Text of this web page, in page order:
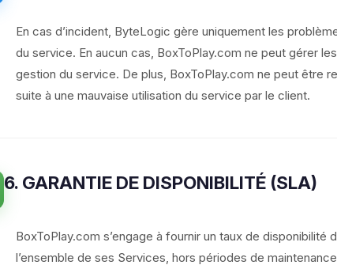
En cas d’incident, ByteLogic gère uniquement les
du service. En aucun cas, BoxToPlay.com ne peut gérer
gestion du service. De plus, BoxToPlay.com ne peut être
suite à une mauvaise utilisation du service par le client.
6. GARANTIE DE DISPONIBILITÉ (SLA)
BoxToPlay.com s’engage à fournir un taux de disponibilité
l’ensemble de ses Services, hors périodes de